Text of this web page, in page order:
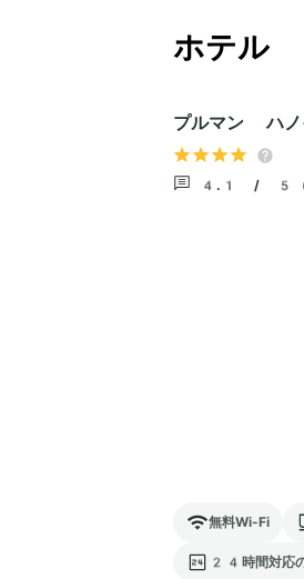
ホテル
プルマン ハ
4.1 / 5
無料Wi-Fi
24時間対応